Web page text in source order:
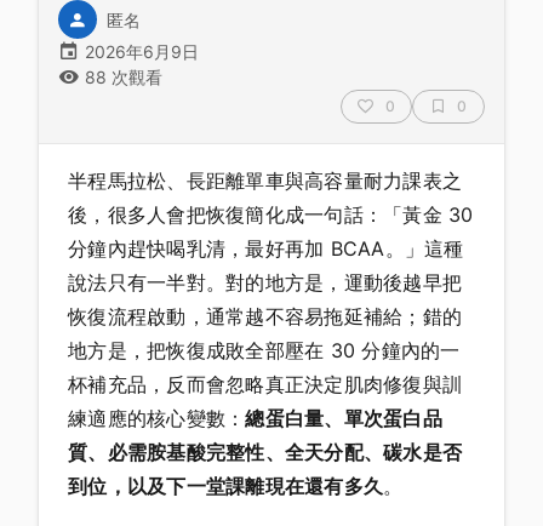
匿名
2026年6月9日
88 次觀看
0 0
半程馬拉松、長距離單車與高容量耐力課表之
後，很多人會把恢復簡化成一句話：「黃金 30
分鐘內趕快喝乳清，最好再加 BCAA。」這種
說法只有一半對。對的地方是，運動後越早把
恢復流程啟動，通常越不容易拖延補給；錯的
地方是，把恢復成敗全部壓在 30 分鐘內的一
杯補充品，反而會忽略真正決定肌肉修復與訓
練適應的核心變數：總蛋白量、單次蛋白品
質、必需胺基酸完整性、全天分配、碳水是否
到位，以及下一堂課離現在還有多久。